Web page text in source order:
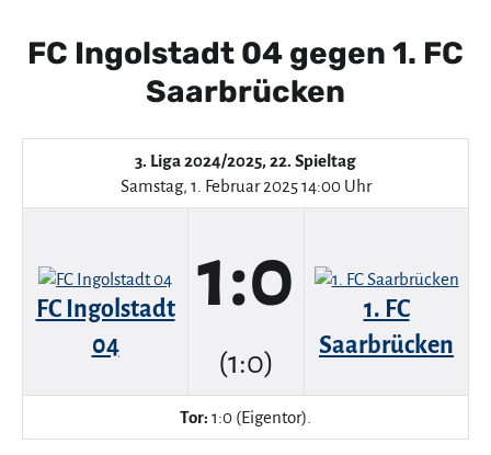
FC Ingolstadt 04 gegen 1. FC
Saarbrücken
3. Liga 2024/2025, 22. Spieltag
Samstag, 1. Februar 2025 14:00 Uhr
FC Ingolstadt
04
1:0
(1:0)
1. FC
Saarbrücken
Tor: 1:0 (Eigentor).